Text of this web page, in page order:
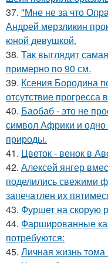
37. "Мне не за что
Андрей мерзликин
юной девушкой.
38. Так выглядит
примерно по 90 см.
39. Ксения Бородина
отсутствие прогресса
40. Баобаб - это не
символ Африки и одно
природы.
41. Цветок - венок в
42. Алексей янгер
поделились свежими
запечатлен их
43. Фуршет на скорую
44. Фаршированные
потребуются:
45. Личная жизнь